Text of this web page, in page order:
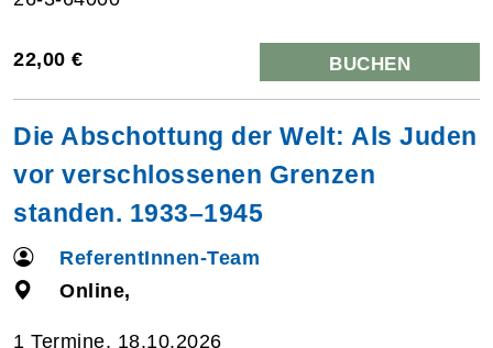
22,00 € BUCHEN
Die Abschottung der Welt: Als Juden
vor verschlossenen Grenzen
standen. 1933–1945
ReferentInnen-Team
Online,
1 Termine, 18.10.2026